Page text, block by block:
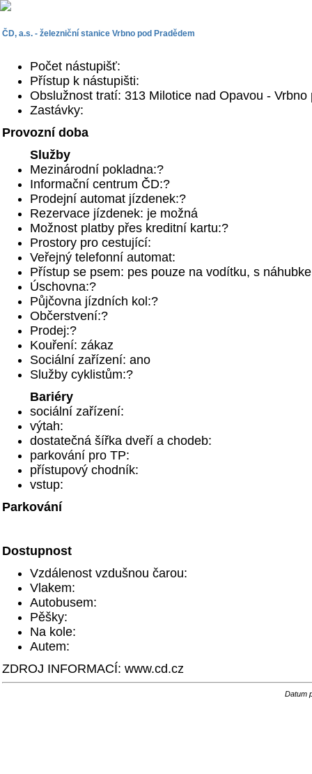
ČD, a.s. - železniční stanice Vrbno pod Pradědem
Počet nástupišť:
Přístup k nástupišti:
Obslužnost tratí: 313 Milotice nad Opavou -
Zastávky:
Provozní doba
Služby
Mezinárodní pokladna:?
Informační centrum ČD:?
Prodejní automat jízdenek:?
Rezervace jízdenek: je možná
Možnost platby přes kreditní kartu:?
Prostory pro cestující:
Veřejný telefonní automat:
Přístup se psem: pes pouze na vodítku, s
Úschovna:?
Půjčovna jízdních kol:?
Občerstvení:?
Prodej:?
Kouření: zákaz
Sociální zařízení: ano
Služby cyklistům:?
Bariéry
sociální zařízení:
výtah:
dostatečná šířka dveří a chodeb:
parkování pro TP:
přístupový chodník:
vstup:
Parkování
Dostupnost
Vzdálenost vzdušnou čarou:
Vlakem:
Autobusem:
Pěšky:
Na kole:
Autem:
ZDROJ INFORMACÍ: www.cd.cz
Datum